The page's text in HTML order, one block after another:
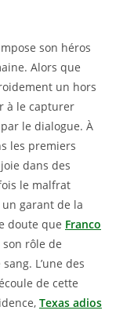
son héros
Alors que
un hors
à le capturer
le dialogue. À
les premiers
dans des
le malfrat
garant de la
doute que Franco
rôle de
L’une des
de cette
Texas adios